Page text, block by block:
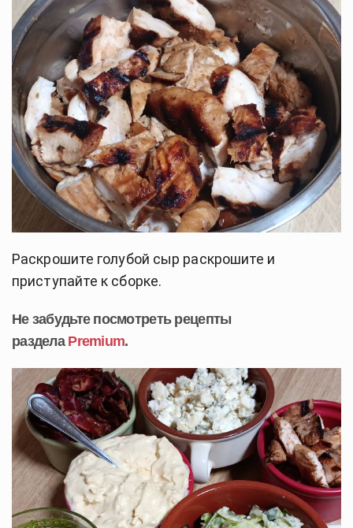
Раскрошите голубой сыр раскрошите и
приступайте к сборке.
Не забудьте посмотреть рецепты
раздела Premium.